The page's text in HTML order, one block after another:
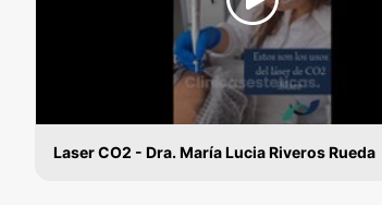
Laser CO2 - Dra. María Lucia Riveros Rueda